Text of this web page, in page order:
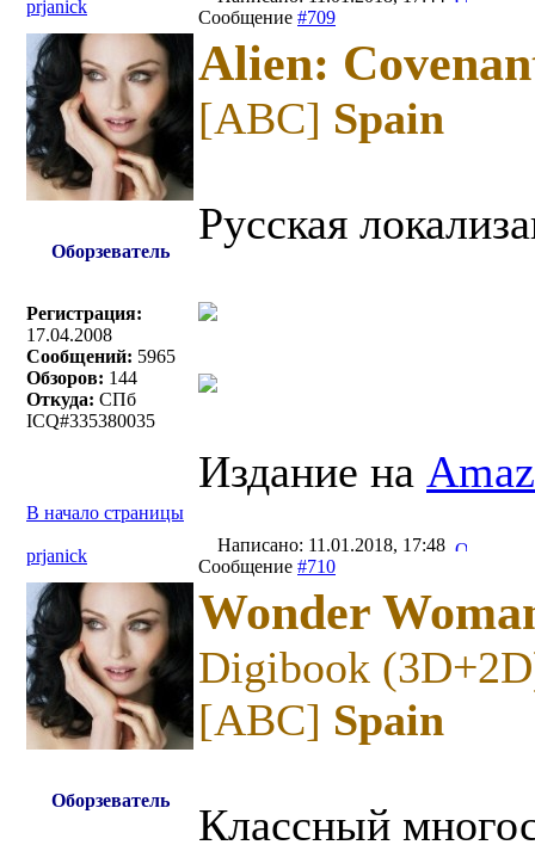
prjanick
Сообщение #709
Оборзеватель
Регистрация:
17.04.2008
Сообщений: 5965
Обзоров: 144
Откуда: СПб
ICQ#335380035
Alien:
[ABC] Spain
Русская
Издание на
В начало страницы
prjanick
Написано: 11.01.2018, 17:48
Сообщение #710
Оборзеватель
Wonder
Digibook
[ABC] Spain
Классный